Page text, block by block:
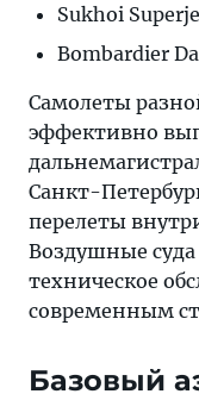
Sukhoi
Bombardier
Самолеты
эффективно
Санкт-
перелеты
Воздушные суда
техническое
современным
Базовый